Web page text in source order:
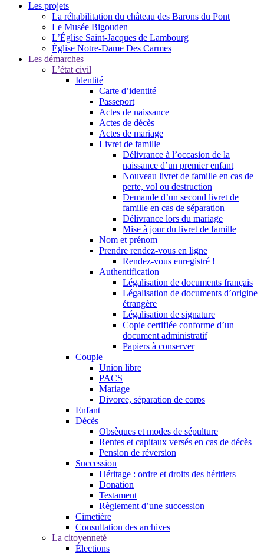
Les projets
La réhabilitation du château des Barons du Pont
Le Musée Bigouden
L’Église Saint-Jacques de Lambourg
Église Notre-Dame Des Carmes
Les démarches
L’état civil
Identité
Carte d’identité
Passeport
Actes de naissance
Actes de décès
Actes de mariage
Livret de famille
Délivrance à l’occasion de la
naissance d’un premier enfant
Nouveau livret de famille en cas de
perte, vol ou destruction
Demande d’un second livret de
famille en cas de séparation
Délivrance lors du mariage
Mise à jour du livret de famille
Nom et prénom
Prendre rendez-vous en ligne
Rendez-vous enregistré !
Authentification
Légalisation de documents français
Légalisation de documents d’origine
étrangère
Légalisation de signature
Copie certifiée conforme d’un
document administratif
Papiers à conserver
Couple
Union libre
PACS
Mariage
Divorce, séparation de corps
Enfant
Décès
Obsèques et modes de sépulture
Rentes et capitaux versés en cas de décès
Pension de réversion
Succession
Héritage : ordre et droits des héritiers
Donation
Testament
Règlement d’une succession
Cimetière
Consultation des archives
La citoyenneté
Élections